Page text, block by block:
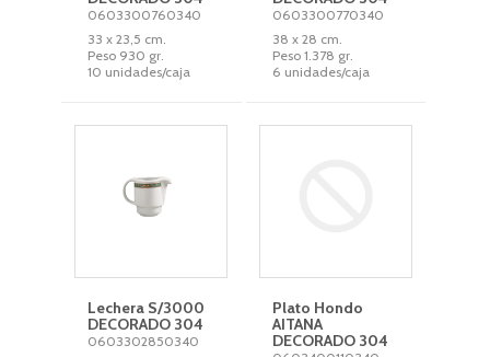
0603300760340
33 x 23,5 cm.
Peso 930 gr.
10 unidades/caja
0603300770340
38 x 28 cm.
Peso 1.378 gr.
6 unidades/caja
Lechera S/3000
DECORADO 304
0603302850340
Plato Hondo
AITANA
DECORADO 304